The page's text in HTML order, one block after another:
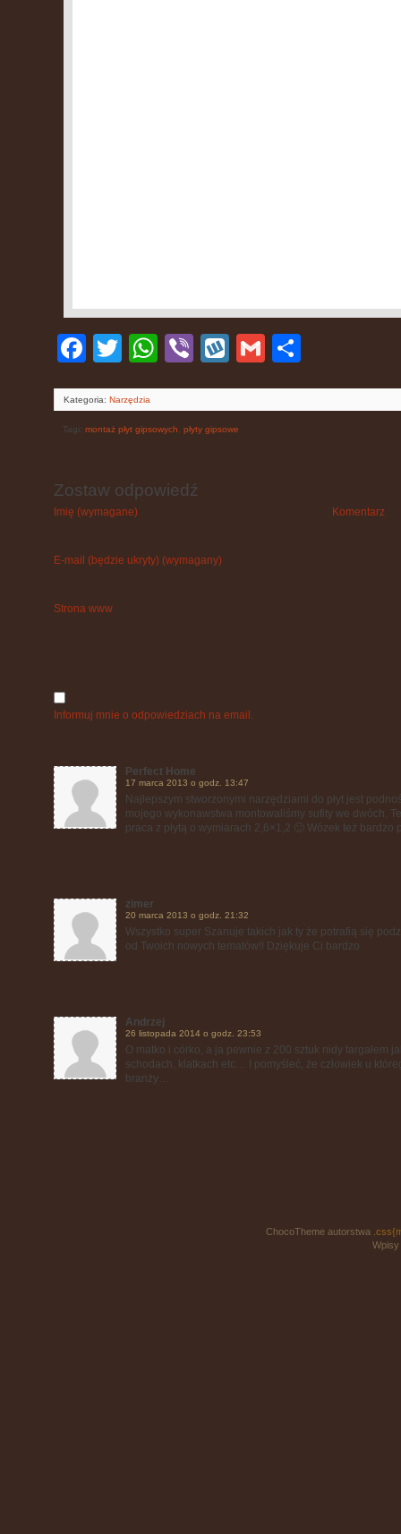
Facebook
Twitter WhatsApp
Viber WykopGmail
Kategoria: Narzędzia
Tagi: montaż płyt gipsowych płyty gipsowe
Zostaw odpowiedź
Imię (wymagane)
E-mail (będzie ukryty) (wymagany)
Strona www
Komentarz
Informuj mnie o odpowiedziach na email.
Perfect Home
17 marca 2013 o godz. 13:47
Najlepszym stworzonymi narzędziami do płyt jest
mojego wykonawstwa montowaliśmy sufity we dwóch.
praca z płytą o wymiarach 2,6×1,2 🙂 Wózek też bardzo
zimer
20 marca 2013 o godz. 21:32
Wszystko super Szanuje takich jak ty że potrafią się
od Twoich nowych tematów!! Dziękuje Ci bardzo
Andrzej
26 listopada 2014 o godz. 23:53
O matko i córko, a ja pewnie z 200 sztuk nidy targałem
schodach, klatkach etc… I pomyśleć, że człowiek u
branży…
ChocoTheme autorstwa
Wpisy